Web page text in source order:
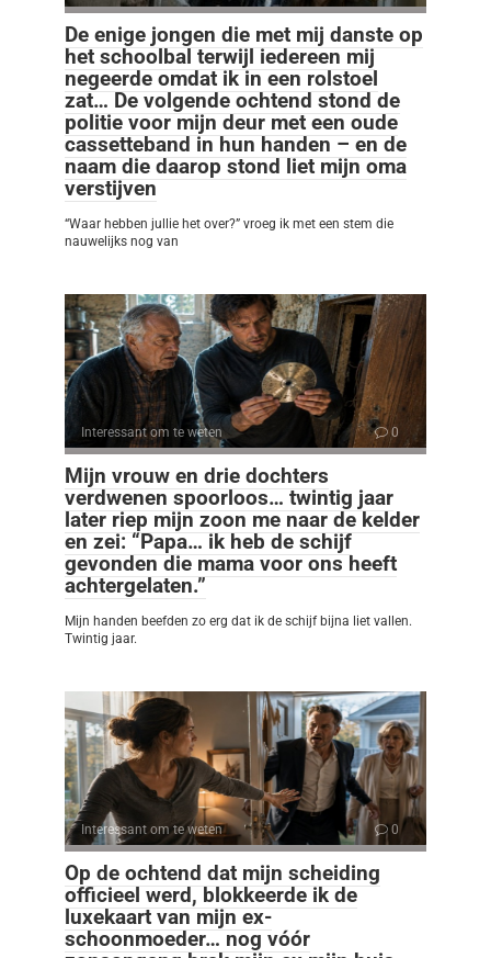
De enige jongen die met mij danste op
het schoolbal terwijl iedereen mij
negeerde omdat ik in een rolstoel
zat… De volgende ochtend stond de
politie voor mijn deur met een oude
cassetteband in hun handen – en de
naam die daarop stond liet mijn oma
verstijven
“Waar hebben jullie het over?” vroeg ik met een stem die
nauwelijks nog van
Interessant om te weten 0
Mijn vrouw en drie dochters
verdwenen spoorloos… twintig jaar
later riep mijn zoon me naar de kelder
en zei: “Papa… ik heb de schijf
gevonden die mama voor ons heeft
achtergelaten.”
Mijn handen beefden zo erg dat ik de schijf bijna liet vallen.
Twintig jaar.
Interessant om te weten 0
Op de ochtend dat mijn scheiding
officieel werd, blokkeerde ik de
luxekaart van mijn ex-
schoonmoeder… nog vóór